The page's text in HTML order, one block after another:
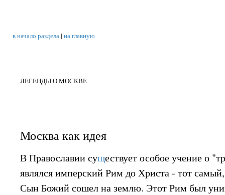
в начало раздела| на главную
ЛЕГЕНДЫ О МОСКВЕ
Москва как идея
В Православии существует особое учение о
являлся имперский Рим до Христа - тот
Сын Божий сошел на землю. Этот Рим был